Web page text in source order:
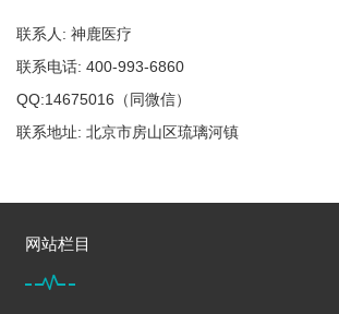
联系人: 神鹿医疗
联系电话: 400-993-6860
QQ:14675016（同微信）
联系地址: 北京市房山区琉璃河镇
网站栏目